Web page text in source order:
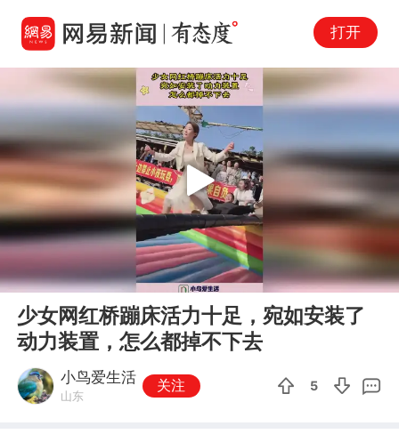
打开
00:00 00:10
Play
少女网红桥蹦床活力十足，宛如安装了
动力装置，怎么都掉不下去
小鸟爱生活
山东
关注 5